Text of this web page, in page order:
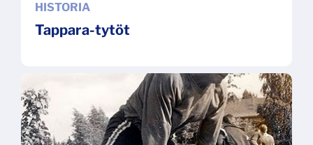
Tappara-tytöt
HISTORIA